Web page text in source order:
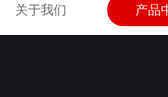
关于我们 产品